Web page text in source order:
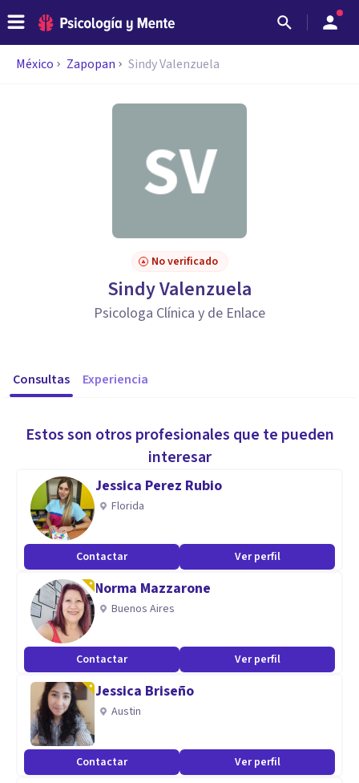
México Zapopan Sindy Valenzuela
No verificado
Sindy Valenzuela
Psicologa Clínica y de Enlace
Consultas Experiencia
Estos son otros profesionales que te pueden
interesar
Jessica Perez Rubio
Florida
Contactar Ver perfil
Norma Mazzarone
Buenos Aires
Contactar Ver perfil
Jessica Briseño
Austin
Contactar Ver perfil